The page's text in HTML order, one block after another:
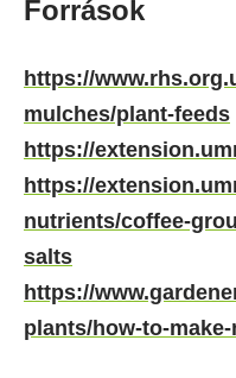
Források
https://
mulches/plant-feeds
https://
https://
nutrients/coffee-
salts
https://
plants/how-to-